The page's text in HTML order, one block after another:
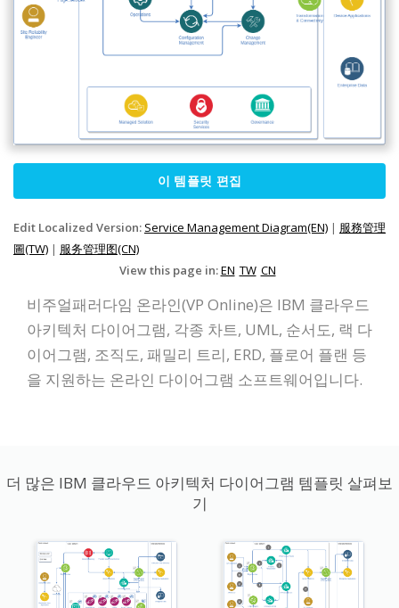
이 템플릿 편집
Edit Localized Version: Service Management Diagram(EN) | 服務管理
圖(TW) | 服务管理图(CN)
View this page in:EN TW CN
비주얼패러다임 온라인(VP Online)은 IBM 클라우드
아키텍처 다이어그램, 각종 차트, UML, 순서도, 랙 다
이어그램, 조직도, 패밀리 트리, ERD, 플로어 플랜 등
을 지원하는 온라인 다이어그램 소프트웨어입니다.
더 많은 IBM 클라우드 아키텍처 다이어그램 템플릿 살펴보
기